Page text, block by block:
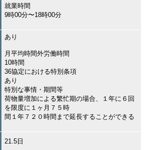
就業時間
9時00分〜18時00分
あり
月平均時間外労働時間
10時間
36協定における特別条項
あり
特別な事情・期間等
荷物量増加による繁忙期の場合、１年に６回
を限度に１ヶ月７５時
間１年７２０時間まで延長することができる
21.5日